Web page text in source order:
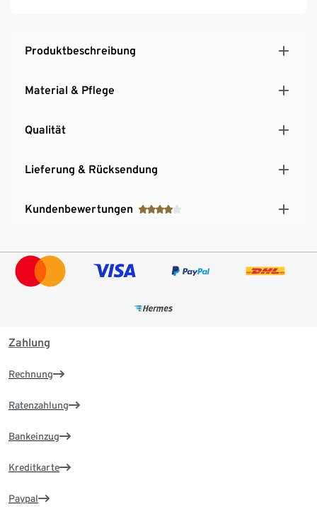
Produktbeschreibung
Material & Pflege
Qualität
Lieferung & Rücksendung
Kundenbewertungen
Zahlung
Rechnung
Ratenzahlung
Bankeinzug
Kreditkarte
Paypal